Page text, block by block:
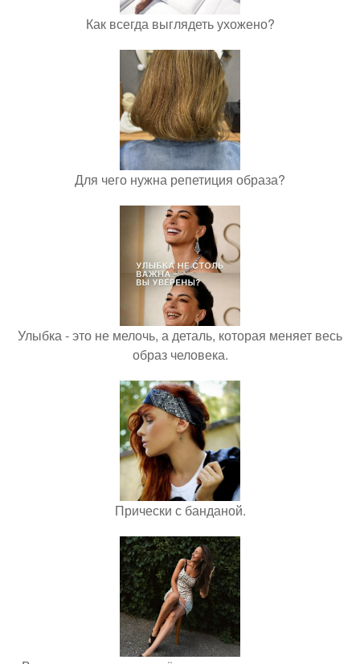
Как всегда выглядеть ухожено?
Для чего нужна репетиция образа?
Улыбка - это не мелочь, а деталь, которая меняет весь
образ человека.
Прически с банданой.